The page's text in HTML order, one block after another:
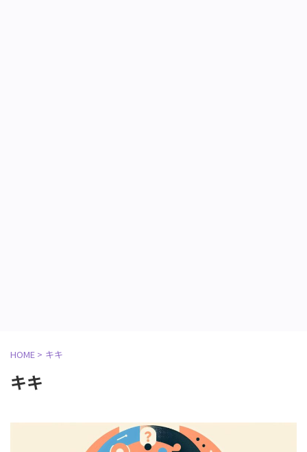
HOME > キキ
キキ